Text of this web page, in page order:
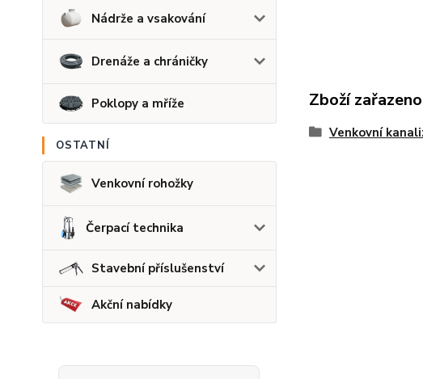
Nádrže a vsakování
Drenáže a chráničky
Poklopy a mříže
OSTATNÍ
Venkovní rohožky
Čerpací technika
Stavební příslušenství
Akční nabídky
Zboží
Venkovní